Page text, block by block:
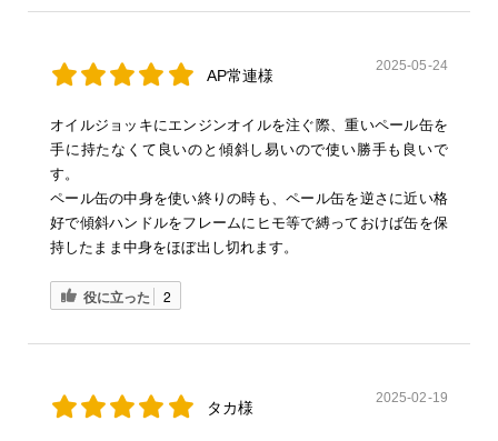
AP常連様
2025-05-24
オイルジョッキにエンジンオイルを注ぐ際、重いペール缶を
手に持たなくて良いのと傾斜し易いので使い勝手も良いで
す。
ペール缶の中身を使い終りの時も、ペール缶を逆さに近い格
好で傾斜ハンドルをフレームにヒモ等で縛っておけば缶を保
持したまま中身をほぼ出し切れます。
役に立った 2
タカ様
2025-02-19